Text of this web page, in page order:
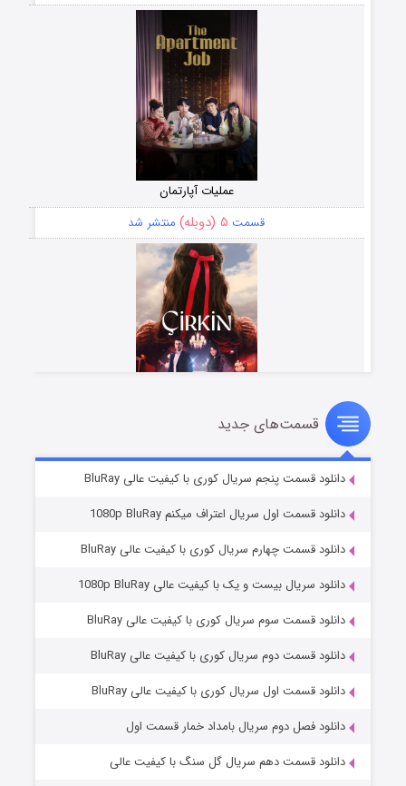
عملیات آپارتمان
قسمت ۵ (دوبله) منتشر شد
سریال زشت
قسمت۲ (زیرنویس) منتشر شد
مردگان متحرک: شهر مرده ۳
قسمت۲ (زیرنویس) منتشر شد
قسمت‌های جدید
دانلود قسمت پنجم سریال کوری با کیفیت عالی BluRay
دانلود قسمت اول سریال اعتراف میکنم 1080p BluRay
دانلود قسمت چهارم سریال کوری با کیفیت عالی BluRay
دانلود سریال بیست و یک با کیفیت عالی 1080p BluRay
دانلود قسمت سوم سریال کوری با کیفیت عالی BluRay
دانلود قسمت دوم سریال کوری با کیفیت عالی BluRay
دانلود قسمت اول سریال کوری با کیفیت عالی BluRay
دانلود فصل دوم سریال بامداد خمار قسمت اول
دانلود قسمت دهم سریال گل سنگ با کیفیت عالی